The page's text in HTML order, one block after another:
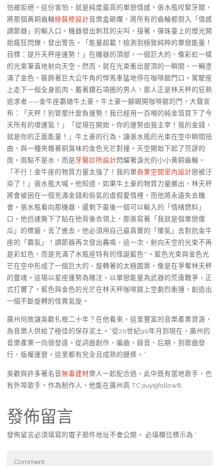
怕被拒絕。這份害怕，就是純度最高的單戀情感。張水瓶咬緊牙關，
將那個黃銅齒輪綠裝修設計音樂盒砸爛，將所有的齒輪都倒入「情感
調節器」的輸入口。機器發出刺耳的尖叫，接著，彈珠臺上的燈光開
始瘋狂閃爍，發出警告。「能量超載！檢測到極致純粹的單戀能量！
目標：提升天秤座運勢！」在機器的頂部，一個巨大的、像彩虹一樣
的光束筆直地射向天空。然而，就在光束衝出屋頂的一瞬間，一輛塗
滿了金色、裝飾著巨大公牛角的悍馬車猛地停在咖啡館門口。駕駛座
上走下一個全身肌肉、戴著鑽石項圈的男人，那人正是林天秤的狂熱
追求者——金牛座霸總牛土豪。牛土豪一腳踢開咖啡館的門，大聲宣
布：「天秤！別管那什麼負運勢！我已經用一百噸的純金箔買下了今
天所有的壞運氣！」「從現在開始，你的運勢由我主宰！我的金錢，
就是你的正面能量！」牛土豪的行為，讓張水瓶的光束在空中瞬間扭
曲，與一種夾雜著銅臭味的金色光芒對撞。天空開始下起了荒謬的
雨。雨點不是水，而是牙醫診所設計閃耀著淚光的小小黃銅齒輪。
「不行！金牛座的物質力量太強了！我的單商業空間室內設計戀被汙
染了！」張水瓶大喊。他知道，如果牛土豪的物質力量勝出，林天秤
將會被困在一個充滿金錢和俗氣的虛假愛情裡，而他將永遠失去機
會。張水瓶看向那機器，還剩下最後一個可以輸入的「情緒燃料」
口。他迅速撕下了貼在他背後衣領上，那張寫著「我就是個單戀傻
瓜」的標籤，丟了進去。他必須用自己最真實的「傻氣」去對抗金牛
座的「霸氣」！調節器再次發出轟鳴，這一次，射向天空的光束不再
是彩虹色，而是充滿了水瓶座特有的怪誕藍色**。藍色光束與金色光
芒在空中形成了一個巨大的、旋轉著的太極圖案，像是在爭奪林天秤
的靈魂。這場以星座運勢為賭注、以單戀能量為武器的荒唐戰爭，正
式打響了。藍色與金色的光芒在林天秤咖啡館上空劇烈衝撞，創造出
一個不斷旋轉的怪異氣旋。
廣州何故讓吳歡扎根二十年？在他看來，這里豐富的音樂產業資源，
為音樂人供給了極佳的保存泥土。“從20世紀90年月到現在，廣州的
音樂產業一向很發達。從詞曲創作、編曲、錄音、后期，到歌曲發
行、版權運營，這里都有完全且成熟的鏈條。”
吳歡與許多著名音無毒建材樂人一起配合過，此中既有當地歌手，也
有外埠歌手。作為制作人，他能在廣州高 TC:jiuyi9follow8
發佈留言
發佈留言必須填寫的電子郵件地址不會公開。 必填欄位標示為 *